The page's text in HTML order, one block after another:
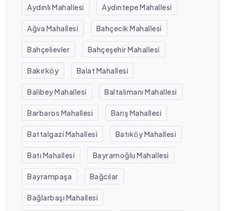
Aydınlı Mahallesi Aydıntepe Mahallesi
Ağva Mahallesi Bahçecik Mahallesi
Bahçelievler Bahçeşehir Mahallesi
Bakırköy Balat Mahallesi
Balibey Mahallesi Baltalimanı Mahallesi
Barbaros Mahallesi Barış Mahallesi
Battalgazi Mahallesi Batıköy Mahallesi
Batı Mahallesi Bayramoğlu Mahallesi
Bayrampaşa Bağcılar
Bağlarbaşı Mahallesi